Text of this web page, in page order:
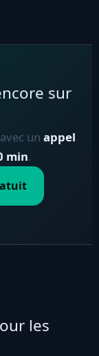
sur
un appel
min.
les